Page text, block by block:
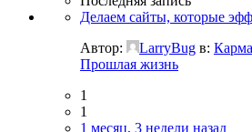
Делаем сайты, которые
Автор:
LarryBug в:
Прошлая жизнь
1
1
1 месяц, 3 недели назад